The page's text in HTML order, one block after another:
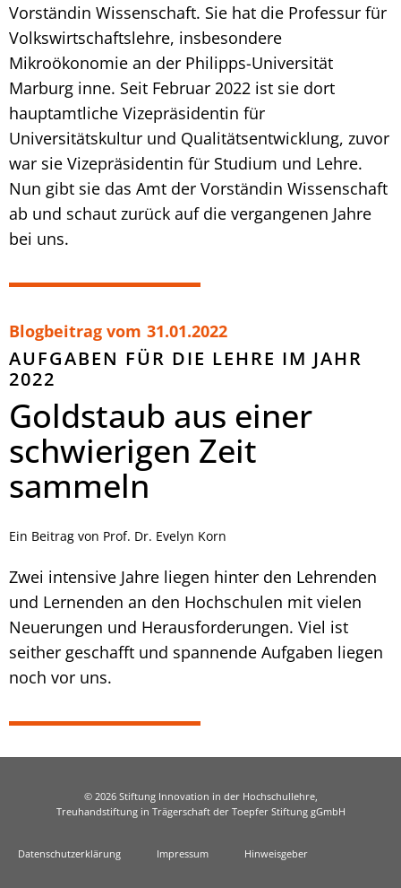
Vorständin Wissenschaft. Sie hat die Professur für
Volkswirtschaftslehre, insbesondere
Mikroökonomie an der Philipps-Universität
Marburg inne. Seit Februar 2022 ist sie dort
hauptamtliche Vizepräsidentin für
Universitätskultur und Qualitätsentwicklung, zuvor
war sie Vizepräsidentin für Studium und Lehre.
Nun gibt sie das Amt der Vorständin Wissenschaft
ab und schaut zurück auf die vergangenen Jahre
bei uns.
Blogbeitrag vom 31.01.2022
AUFGABEN FÜR DIE LEHRE IM JAHR
2022
Goldstaub aus einer
schwierigen Zeit
sammeln
Ein Beitrag von Prof. Dr. Evelyn Korn
Zwei intensive Jahre liegen hinter den Lehrenden
und Lernenden an den Hochschulen mit vielen
Neuerungen und Herausforderungen. Viel ist
seither geschafft und spannende Aufgaben liegen
noch vor uns.
© 2026 Stiftung Innovation in der Hochschullehre,
Treuhandstiftung in Trägerschaft der Toepfer Stiftung gGmbH
Datenschutzerklärung Impressum Hinweisgeber